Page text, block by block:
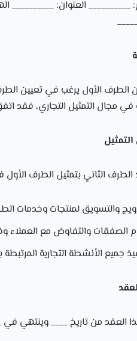
__________ العنوان: __________
الطرف الأول يرغب في تعيين
في مجال التمثيل التجاري، فقد
الثاني بتمثيل الطرف الأول
والتسويق لمنتجات وخدمات
الصفقات والتفاوض مع العملاء
جميع الأنشطة التجارية المرتبطة
العقد من تاريخ ____ وينتهي